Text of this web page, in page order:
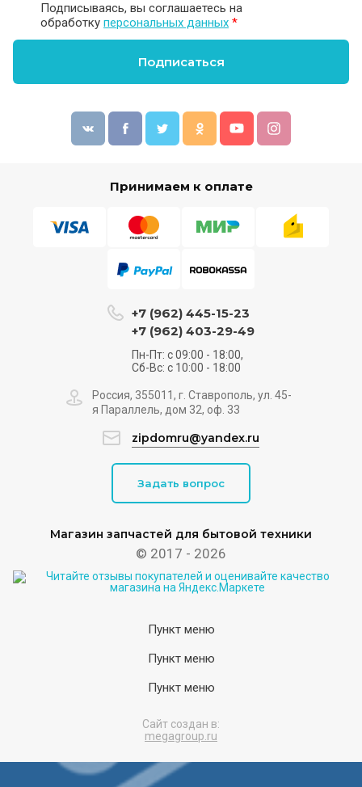
Подписываясь, вы соглашаетесь на
обработку персональных данных *
Подписаться
Принимаем к оплате
Магазин запчастей для бытовой техники
© 2017 - 2026
+7 (962) 445-15-23
+7 (962) 403-29-49
Пн-Пт: с 09:00 - 18:00,
Сб-Вс: с 10:00 - 18:00
Россия, 355011, г. Ставрополь, ул. 45-
я Параллель, дом 32, оф. 33
zipdomru@yandex.ru
Задать вопрос
Пункт меню
Пункт меню
Пункт меню
Сайт создан в:
megagroup.ru